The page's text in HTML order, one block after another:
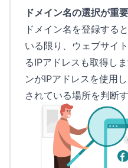
ドメイン名の選択が重
ドメイン名を登録する
いる限り、ウェブサイ
るIPアドレスも取得し
ンがIPアドレスを使用
されている場所を判断